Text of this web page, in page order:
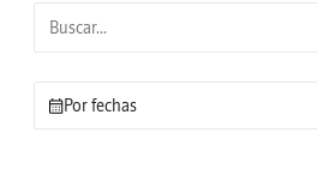
Por fechas